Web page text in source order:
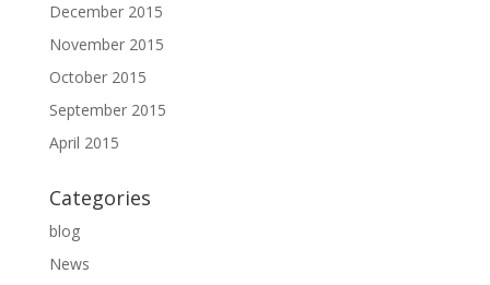
December 2015
November 2015
October 2015
September 2015
April 2015
Categories
blog
News